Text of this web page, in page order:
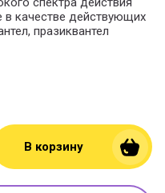
качестве действующих
празиквантел
В корзину